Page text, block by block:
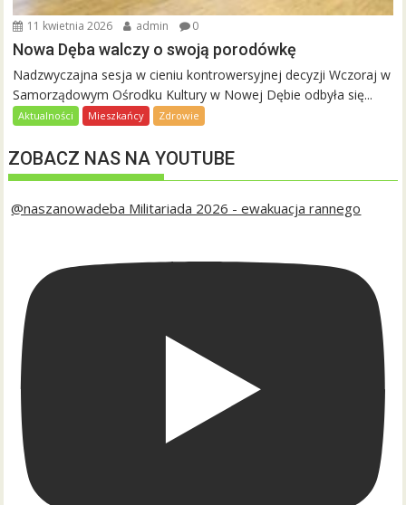
11 kwietnia 2026 admin 0
Nowa Dęba walczy o swoją porodówkę
Nadzwyczajna sesja w cieniu kontrowersyjnej decyzji Wczoraj w
Samorządowym Ośrodku Kultury w Nowej Dębie odbyła się...
Aktualności Mieszkańcy Zdrowie
ZOBACZ NAS NA YOUTUBE
@naszanowadeba Militariada 2026 - ewakuacja rannego